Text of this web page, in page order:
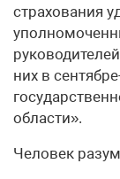
страхования
них в
области».
Человек